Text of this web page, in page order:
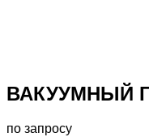
ВАКУУМНЫЙ
по запросу